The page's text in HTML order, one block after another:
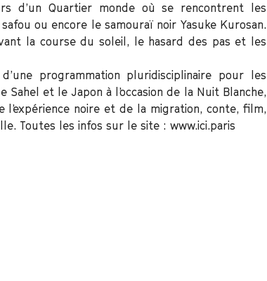
d’un Quartier monde où se rencontrent les
ou encore le samouraï noir Yasuke Kurosan.
la course du soleil, le hasard des pas et les
programmation pluridisciplinaire pour les
et le Japon à l’occasion de la Nuit Blanche,
noire et de la migration, conte, film,
Toutes les infos sur le site : www.ici.paris